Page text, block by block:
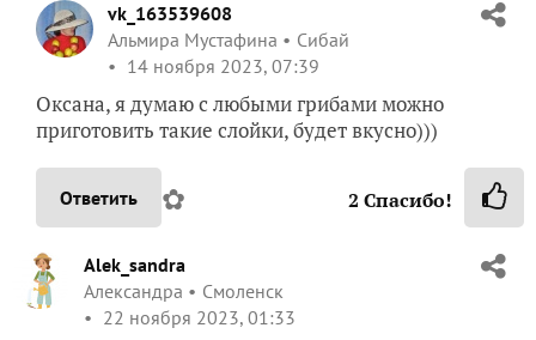
vk_163539608
Альмира Мустафина
Сибай
14 ноября 2023, 07:39
Оксана, я думаю с любыми грибами можно
приготовить такие слойки, будет вкусно)))
Ответить ✿ 2 Спасибо!
Alek_sandra
Александра
Смоленск
22 ноября 2023, 01:33